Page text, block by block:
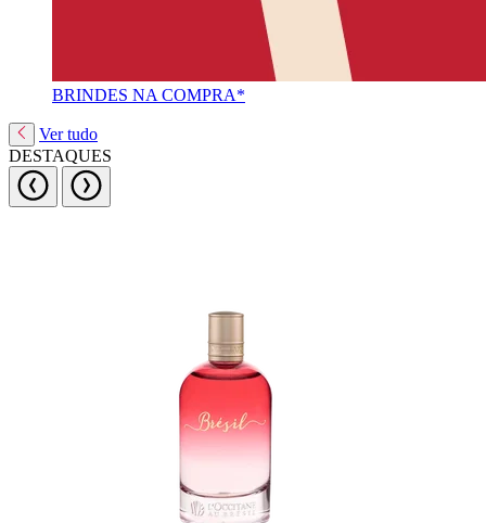
BRINDES NA COMPRA*
Ver tudo
DESTAQUES